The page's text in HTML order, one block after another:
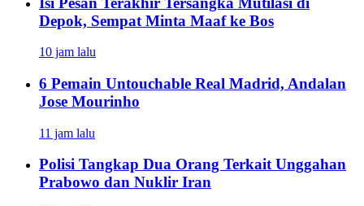
Depok, Sempat Minta Maaf ke Bos
10 jam lalu
6 Pemain Untouchable Real Madrid, Andalan
Jose Mourinho
11 jam lalu
Polisi Tangkap Dua Orang Terkait Unggahan
Prabowo dan Nuklir Iran